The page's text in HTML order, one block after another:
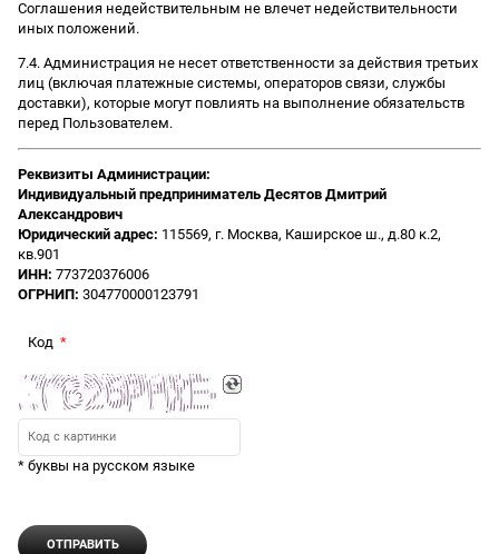
Соглашения недействительным не влечет недействительности
иных положений.
7.4. Администрация не несет ответственности за действия третьих
лиц (включая платежные системы, операторов связи, службы
доставки), которые могут повлиять на выполнение обязательств
перед Пользователем.
Реквизиты Администрации:
Индивидуальный предприниматель Десятов Дмитрий
Александрович
Юридический адрес: 115569, г. Москва, Каширское ш., д.80 к.2,
кв.901
ИНН: 773720376006
ОГРНИП: 304770000123791
Код
* буквы на русском языке